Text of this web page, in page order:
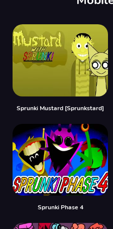
Sprunki Mustard [Sprunkstard]
Sprunki Phase 4